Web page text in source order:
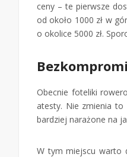
ceny – te pierwsze
od około 1000 zł w
o okolice 5000 zł.
Obecnie foteliki
atesty. Nie zmienia
bardziej narażone na
W tym miejscu warto